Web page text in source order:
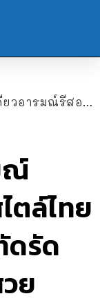
ไตล์ไทยประยุกต์ ขนาดกะทัดรัดแต่ไม่จำกัดความสวย
ณ์
ตล์ไทย
ดรัด
ย